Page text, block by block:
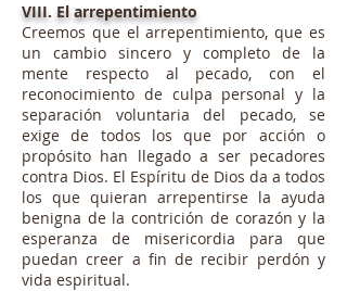
VIII. El arrepentimiento
Creemos que el arrepentimiento, que es
un cambio sincero y completo de la
mente respecto al pecado, con el
reconocimiento de culpa personal y la
separación voluntaria del pecado, se
exige de todos los que por acción o
propósito han llegado a ser pecadores
contra Dios. El Espíritu de Dios da a todos
los que quieran arrepentirse la ayuda
benigna de la contrición de corazón y la
esperanza de misericordia para que
puedan creer a fin de recibir perdón y
vida espiritual.